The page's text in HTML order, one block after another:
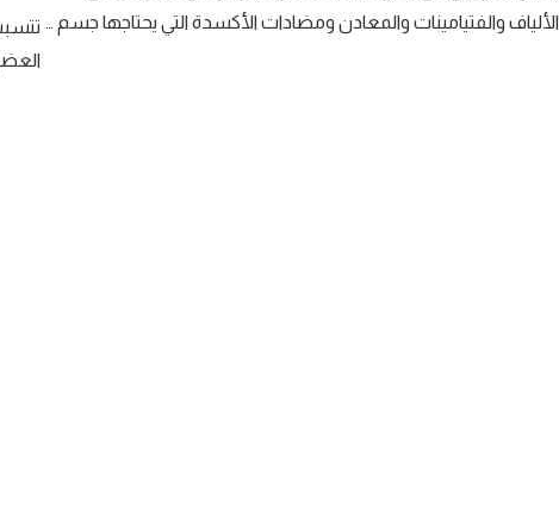
الألياف والفتيامينات والمعادن ومضادات الأكسدة التي يحتاجها جسم …